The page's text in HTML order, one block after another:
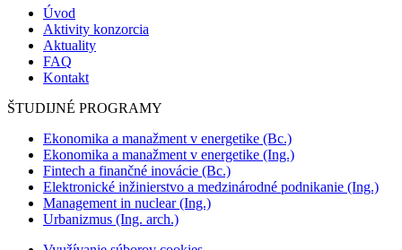
Úvod
Aktivity konzorcia
Aktuality
FAQ
Kontakt
ŠTUDIJNÉ PROGRAMY
Ekonomika a manažment v energetike (Bc.)
Ekonomika a manažment v energetike (Ing.)
Fintech a finančné inovácie (Bc.)
Elektronické inžinierstvo a medzinárodné podnikanie (Ing.)
Management in nuclear (Ing.)
Urbanizmus (Ing. arch.)